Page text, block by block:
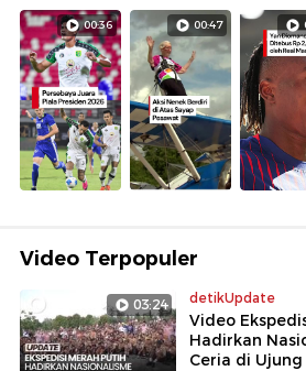
00:36 00:47
Video Terpopuler
03:24 detikUpdate
Video
Hadirkan
Ceria di Ujung